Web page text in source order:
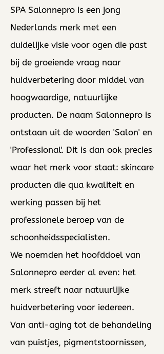
SPA Salonnepro is een jong
Nederlands merk met een
duidelijke visie voor ogen die past
bij de groeiende vraag naar
huidverbetering door middel van
hoogwaardige, natuurlijke
producten. De naam Salonnepro is
ontstaan uit de woorden 'Salon' en
'Professional'. Dit is dan ook precies
waar het merk voor staat: skincare
producten die qua kwaliteit en
werking passen bij het
professionele beroep van de
schoonheidsspecialisten.
We noemden het hoofddoel van
Salonnepro eerder al even: het
merk streeft naar natuurlijke
huidverbetering voor iedereen.
Van anti-aging tot de behandeling
van puistjes, pigmentstoornissen,